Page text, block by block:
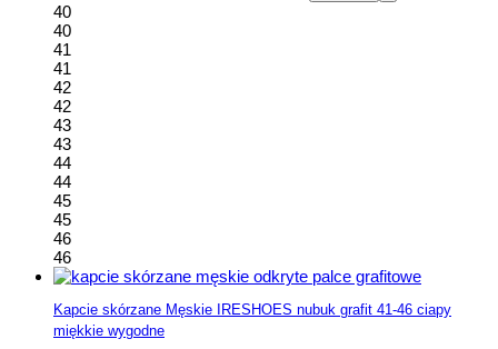
40
40
41
41
42
42
43
43
44
44
45
45
46
46
Kapcie skórzane Męskie IRESHOES nubuk grafit 41-46 ciapy
miękkie wygodne